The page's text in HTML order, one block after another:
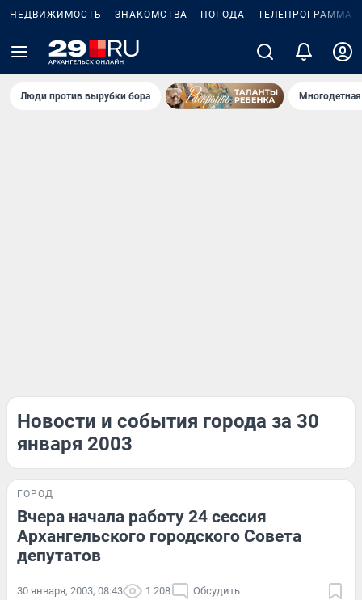
НЕДВИЖИМОСТЬ ЗНАКОМСТВА ПОГОДА ТЕЛЕПРОГРАММА
Люди против вырубки бора
Новости и события города за 30
января 2003
ГОРОД
Вчера начала работу 24 сессия
Архангельского городского Совета
депутатов
30 января, 2003, 08:43 1 208 Обсудить